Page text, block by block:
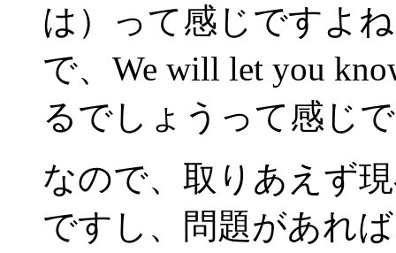
は）って感じですよ
で、We will let you
るでしょうって感じ
なので、取りあえず
ですし、問題があれ